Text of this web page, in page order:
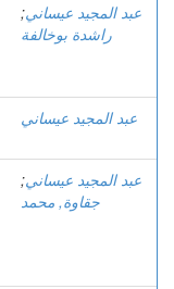
عبد المجيد عيساني;
راشدة بوخالفة
عبد المجيد عيساني
عبد المجيد عيساني;
جقاوة, محمد